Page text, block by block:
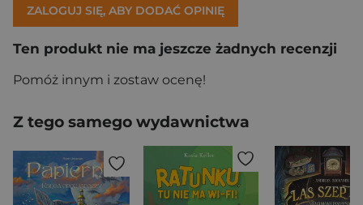
ZALOGUJ SIĘ, ABY DODAĆ OPINIĘ
Ten produkt nie ma jeszcze żadnych recenzji
Pomóż innym i zostaw ocenę!
Z tego samego wydawnictwa